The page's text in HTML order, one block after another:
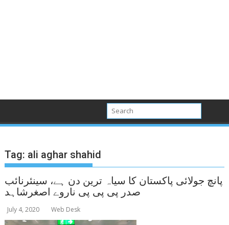
Tag: ali aghar shahid
پانچ جولائی پاکستان کا سیاہ ترین دن ہے، سینئرنائب
صدر پی پی پی ناروے اصغرشاہد
July 4, 2020 Web Desk